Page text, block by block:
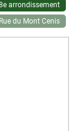
arrondissement
Rue du Mont Cenis